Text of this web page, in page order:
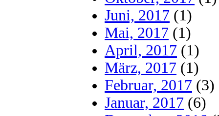
Juni, 2017 (1)
Mai, 2017 (1)
April, 2017 (1)
März, 2017 (1)
Februar, 2017 (3)
Januar, 2017 (6)